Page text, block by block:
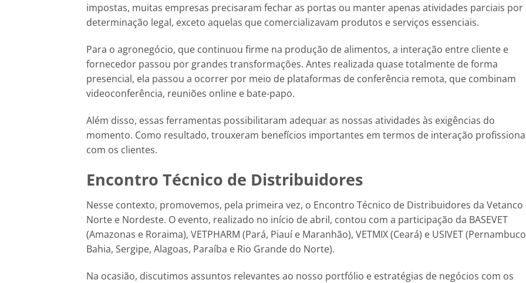
impostas, muitas empresas precisaram fechar as portas ou manter apenas atividades parciais por
determinação legal, exceto aquelas que comercializavam produtos e serviços essenciais.
Para o agronegócio, que continuou firme na produção de alimentos, a interação entre cliente e
fornecedor passou por grandes transformações. Antes realizada quase totalmente de forma
presencial, ela passou a ocorrer por meio de plataformas de conferência remota, que combinam
videoconferência, reuniões online e bate-papo.
Além disso, essas ferramentas possibilitaram adequar as nossas atividades às exigências do
momento. Como resultado, trouxeram benefícios importantes em termos de interação
com os clientes.
Encontro Técnico de Distribuidores
Nesse contexto, promovemos, pela primeira vez, o Encontro Técnico de Distribuidores da Vetanco
Norte e Nordeste. O evento, realizado no início de abril, contou com a participação da BASEVET
(Amazonas e Roraima), VETPHARM (Pará, Piauí e Maranhão), VETMIX (Ceará) e USIVET
Bahia, Sergipe, Alagoas, Paraíba e Rio Grande do Norte).
Na ocasião, discutimos assuntos relevantes ao nosso portfólio e estratégias de negócios com os